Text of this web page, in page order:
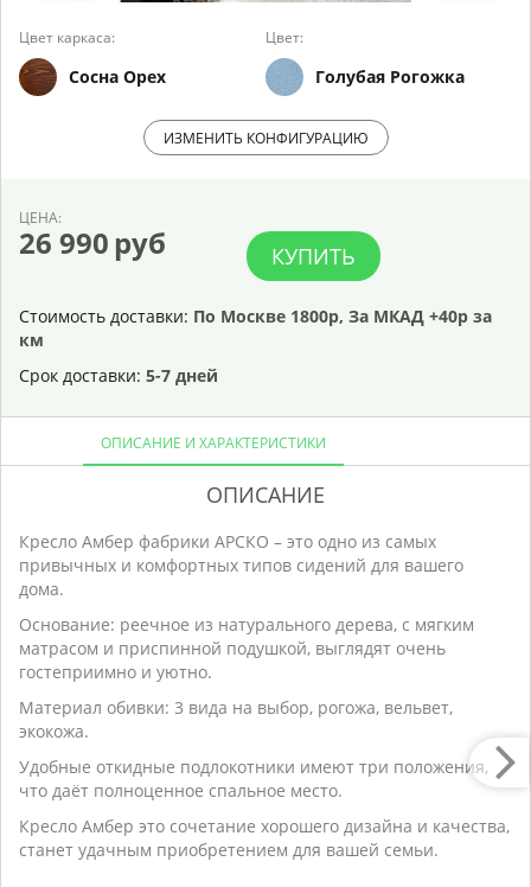
Цвет каркаса:
Сосна Орех
Цвет:
Голубая Рогожка
ИЗМЕНИТЬ КОНФИГУРАЦИЮ
ЦЕНА:
26 990 руб КУПИТЬ
Стоимость доставки: По Москве 1800р, За МКАД +40р за
км
Срок доставки: 5-7 дней
ОПИСАНИЕ И ХАРАКТЕРИСТИКИ
ОПИСАНИЕ
Кресло Амбер фабрики АРСКО – это одно из самых
привычных и комфортных типов сидений для вашего
дома.
Основание: реечное из натурального дерева, с мягким
матрасом и приспинной подушкой, выглядят очень
гостеприимно и уютно.
Материал обивки: 3 вида на выбор, рогожа, вельвет,
экокожа.
Удобные откидные подлокотники имеют три положения,
что даёт полноценное спальное место.
Кресло Амбер это сочетание хорошего дизайна и качества,
станет удачным приобретением для вашей семьи.